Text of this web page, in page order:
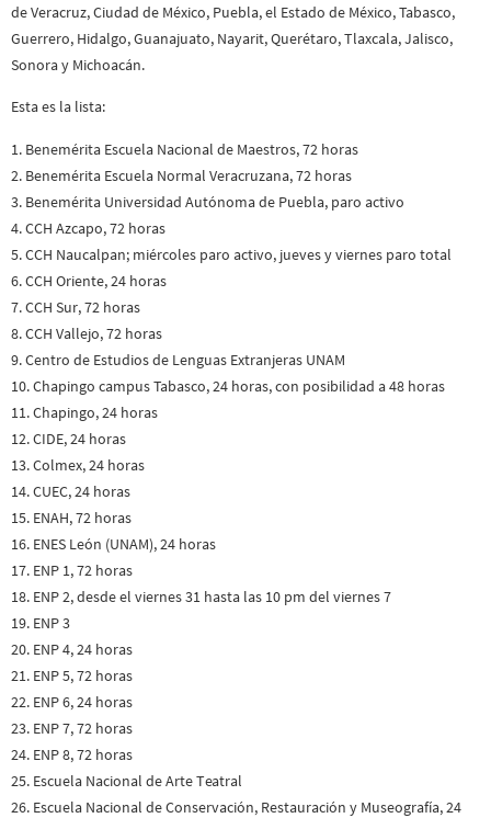
de Veracruz, Ciudad de México, Puebla, el Estado de México, Tabasco,
Guerrero, Hidalgo, Guanajuato, Nayarit, Querétaro, Tlaxcala, Jalisco,
Sonora y Michoacán.
Esta es la lista:
1. Benemérita Escuela Nacional de Maestros, 72 horas
2. Benemérita Escuela Normal Veracruzana, 72 horas
3. Benemérita Universidad Autónoma de Puebla, paro activo
4. CCH Azcapo, 72 horas
5. CCH Naucalpan; miércoles paro activo, jueves y viernes paro total
6. CCH Oriente, 24 horas
7.CCH Sur, 72 horas
8. CCH Vallejo, 72 horas
9. Centro de Estudios de Lenguas Extranjeras UNAM
10. Chapingo campus Tabasco, 24 horas, con posibilidad a 48 horas
11. Chapingo, 24 horas
12. CIDE, 24 horas
13. Colmex, 24 horas
14. CUEC, 24 horas
15. ENAH, 72 horas
16. ENES León (UNAM), 24 horas
17. ENP 1, 72 horas
18. ENP 2, desde el viernes 31 hasta las 10 pm del viernes 7
19. ENP 3
20. ENP 4, 24 horas
21. ENP 5, 72 horas
22. ENP 6, 24 horas
23. ENP 7, 72 horas
24. ENP 8, 72 horas
25. Escuela Nacional de Arte Teatral
26. Escuela Nacional de Conservación, Restauración y Museografía, 24